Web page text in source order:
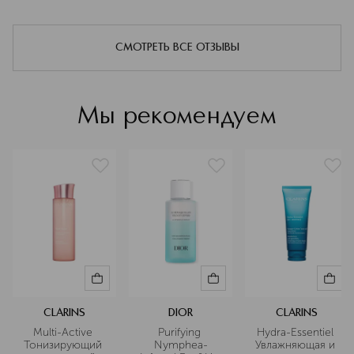
выпуске инновационных
нанотехнологичных продуктов, в
СМОТРЕТЬ ВСЕ ОТЗЫВЫ
Мы рекомендуем
CLARINS
Multi-Active
Тонизирующий
DIOR
Purifying
Nymphea-
CLARINS
Hydra-Essentiel
Увлажняющая и